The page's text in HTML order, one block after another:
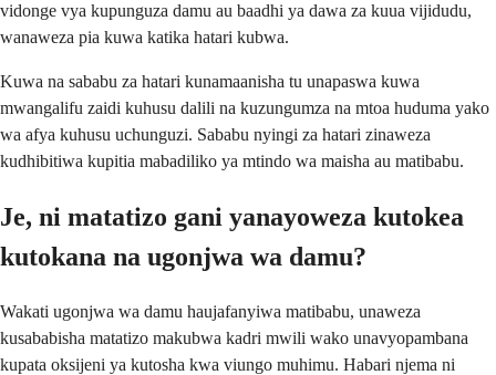
vidonge vya kupunguza damu au baadhi ya dawa za kuua vijidudu,
wanaweza pia kuwa katika hatari kubwa.
Kuwa na sababu za hatari kunamaanisha tu unapaswa kuwa
mwangalifu zaidi kuhusu dalili na kuzungumza na mtoa huduma yako
wa afya kuhusu uchunguzi. Sababu nyingi za hatari zinaweza
kudhibitiwa kupitia mabadiliko ya mtindo wa maisha au matibabu.
Je, ni matatizo gani yanayoweza kutokea
kutokana na ugonjwa wa damu?
Wakati ugonjwa wa damu haujafanyiwa matibabu, unaweza
kusababisha matatizo makubwa kadri mwili wako unavyopambana
kupata oksijeni ya kutosha kwa viungo muhimu. Habari njema ni